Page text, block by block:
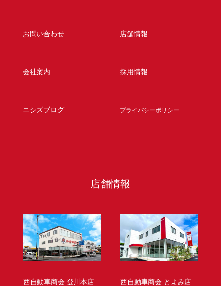
お問い合わせ 店舗情報
会社案内 採用情報
ニシズブログ プライバシーポリシー
店舗情報
西自動車商会 登川本店 西自動車商会 とよみ店